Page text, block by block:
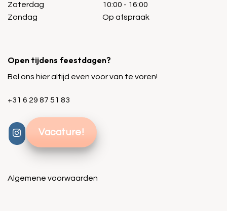
Zaterdag
Zondag
10:00 - 16:00
Op afspraak
Open tijdens feestdagen?
Bel ons hier altijd even voor van te voren!
+31 6 29 87 51 83
Vacature!
Algemene voorwaarden